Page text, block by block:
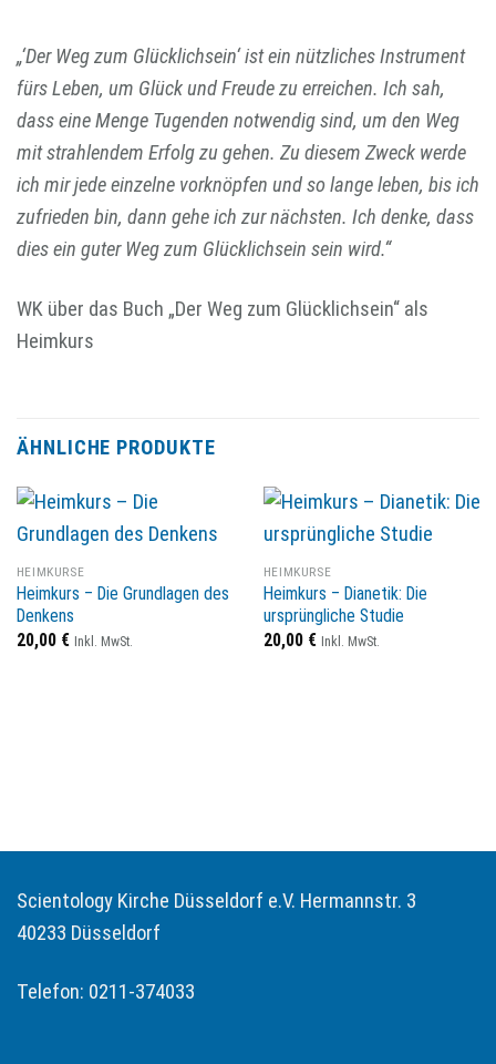
„‘Der Weg zum Glücklichsein‘ ist ein nützliches Instrument
fürs Leben, um Glück und Freude zu erreichen. Ich sah,
dass eine Menge Tugenden notwendig sind, um den Weg
mit strahlendem Erfolg zu gehen. Zu diesem Zweck werde
ich mir jede einzelne vorknöpfen und so lange leben, bis ich
zufrieden bin, dann gehe ich zur nächsten. Ich denke, dass
dies ein guter Weg zum Glücklichsein sein wird.“
WK über das Buch „Der Weg zum Glücklichsein“ als
Heimkurs
ÄHNLICHE PRODUKTE
HEIMKURSE
Heimkurs – Die Grundlagen des
Denkens
20,00 € Inkl. MwSt.
HEIMKURSE
Heimkurs – Dianetik: Die
ursprüngliche Studie
20,00 € Inkl. MwSt.
Scientology Kirche Düsseldorf e.V. Hermannstr. 3
40233 Düsseldorf
Telefon: 0211-374033